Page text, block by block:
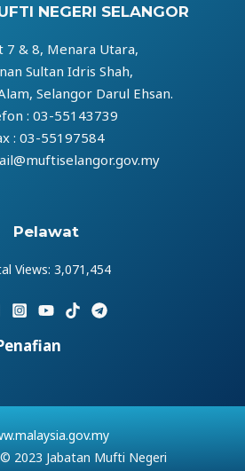
NEGERI SELANGOR
7 & 8, Menara Utara,
Sultan Idris Shah,
Selangor Darul Ehsan.
: 03-55143739
: 03-55197584
Pelawat
Views: 3,071,454
2023 Jabatan Mufti Negeri